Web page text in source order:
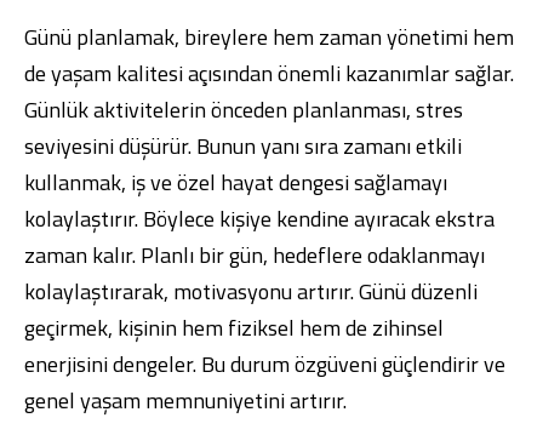
Günü planlamak, bireylere hem zaman yönetimi hem
de yaşam kalitesi açısından önemli kazanımlar sağlar.
Günlük aktivitelerin önceden planlanması, stres
seviyesini düşürür. Bunun yanı sıra zamanı etkili
kullanmak, iş ve özel hayat dengesi sağlamayı
kolaylaştırır. Böylece kişiye kendine ayıracak ekstra
zaman kalır. Planlı bir gün, hedeflere odaklanmayı
kolaylaştırarak, motivasyonu artırır. Günü düzenli
geçirmek, kişinin hem fiziksel hem de zihinsel
enerjisini dengeler. Bu durum özgüveni güçlendirir ve
genel yaşam memnuniyetini artırır.